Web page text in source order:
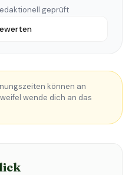
geprüft
können an
wende dich an das